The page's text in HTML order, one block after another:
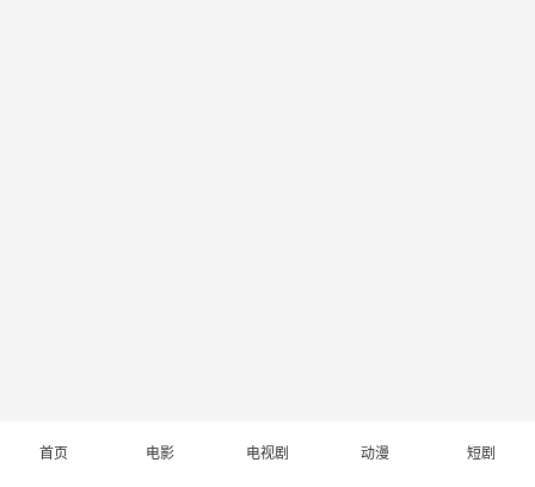
首页 电影 电视剧 动漫 短剧